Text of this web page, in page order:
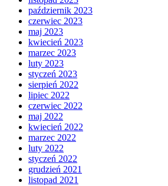
październik 2023
czerwiec 2023
maj 2023
kwiecień 2023
marzec 2023
luty 2023
styczeń 2023
sierpień 2022
lipiec 2022
czerwiec 2022
maj 2022
kwiecień 2022
marzec 2022
luty 2022
styczeń 2022
grudzień 2021
listopad 2021